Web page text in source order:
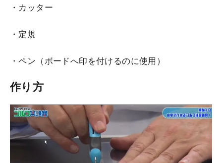
・カッター
・定規
・ペン（ボードへ印を付けるのに使用）
作り方